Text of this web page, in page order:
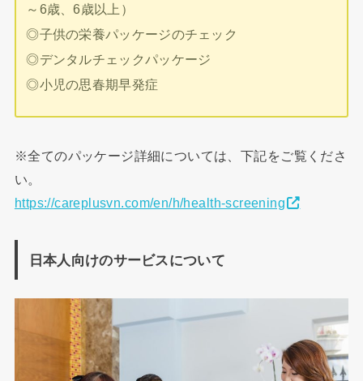
～6歳、6歳以上）
◎子供の栄養パッケージのチェック
◎デンタルチェックパッケージ
◎小児の思春期早発症
※全てのパッケージ詳細については、下記をご覧くださ
い。
https://careplusvn.com/en/h/health-screening
日本人向けのサービスについて